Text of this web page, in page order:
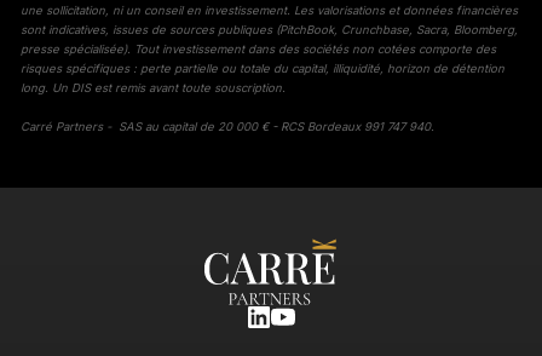
une sollicitation, ni un conseil en investissement. Les valorisations et données financières
sont indicatives, issues de sources publiques (PitchBook, Crunchbase, Sacra, Bloomberg,
presse spécialisée). Tout investissement dans des sociétés non cotées comporte des
risques spécifiques : perte partielle ou totale du capital, illiquidité, horizon de détention
long. Un DIS est remis avant toute souscription.
Carré Partners - SAS au capital de 20 000 € - RCS Bordeaux 991 747 940.